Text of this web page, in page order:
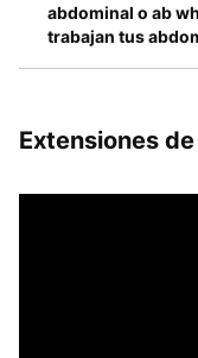
abdominal o ab
trabajan tus
Extensiones